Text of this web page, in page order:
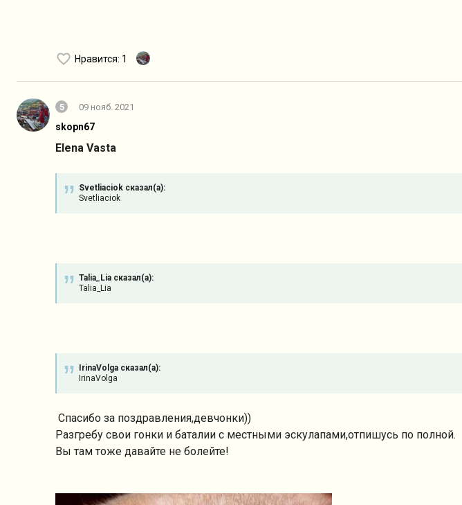
Нравится: 1
5 09 нояб. 2021
skopn67
Elena Vasta
Svetliaciok сказал(а):
Svetliaciok
Talia_Lia сказал(а):
Talia_Lia
IrinaVolga сказал(а):
IrinaVolga
Спасибо за поздравления,девчонки))
Разгребу свои гонки и баталии с местными эскулапами,отпишусь по полной.
Вы там тоже давайте не болейте!